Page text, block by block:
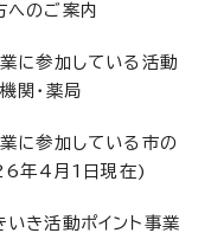
へのご案内
業に参加している活動
関・薬局
業に参加している市の
年4月1日現在)
いき活動ポイント事業